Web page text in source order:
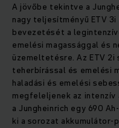
A jövőbe tekintve a
nagy teljesítményű ETV
bevezetését a
emelési magassággal és
üzemeltetésre. Az ETV
teherbírással és emelési
haladási és emelési
megfeleljenek az intenzív
a Jungheinrich egy 690
ki a sorozat